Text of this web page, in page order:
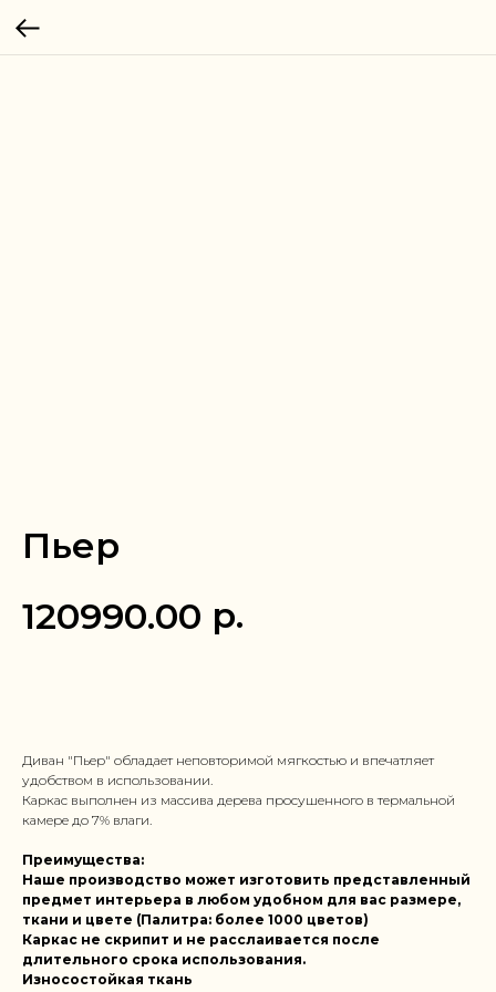
Пьер
120990.00 р.
Диван "Пьер" обладает неповторимой мягкостью и впечатляет
удобством в использовании.
Каркас выполнен из массива дерева просушенного в термальной
камере до 7% влаги.
Преимущества:
Наше производство может изготовить представленный
предмет интерьера в любом удобном для вас размере,
ткани и цвете (Палитра: более 1000 цветов)
Каркас не скрипит и не расслаивается после
длительного срока использования.
Износостойкая ткань